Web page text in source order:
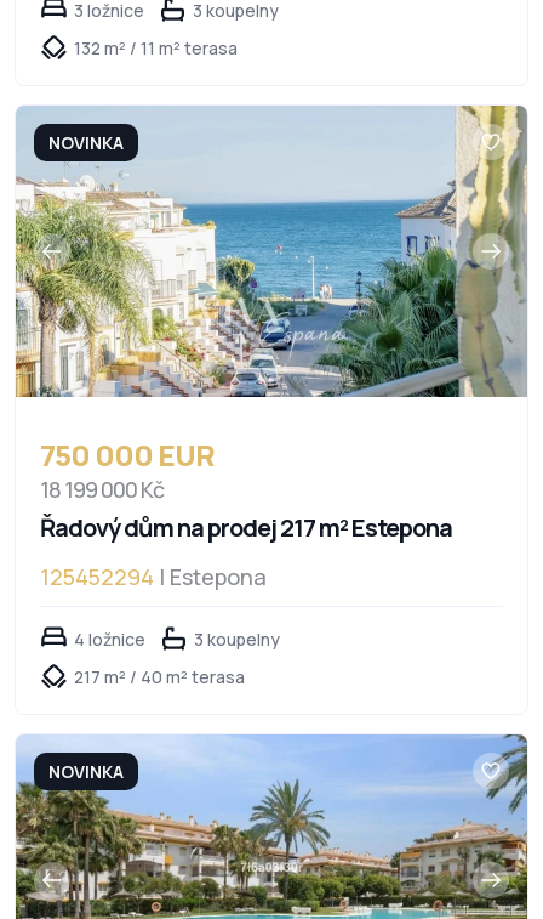
3 ložnice
3 koupelny
132 m² / 11 m² terasa
NOVINKA
750 000 EUR
18 199 000 Kč
Řadový dům na prodej 217 m² Estepona
125452294 | Estepona
4 ložnice
3 koupelny
217 m² / 40 m² terasa
NOVINKA